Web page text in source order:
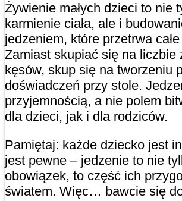
Żywienie małych dzieci to nie
karmienie ciała, ale i
jedzeniem, które przetrwa
Zamiast skupiać się na liczbie
kęsów, skup się na tworzeniu
doświadczeń przy stole.
przyjemnością, a nie polem
dla dzieci, jak i dla rodziców.
Pamiętaj: każde dziecko jest
jest pewne – jedzenie to nie
obowiązek, to część ich
światem. Więc… bawcie się